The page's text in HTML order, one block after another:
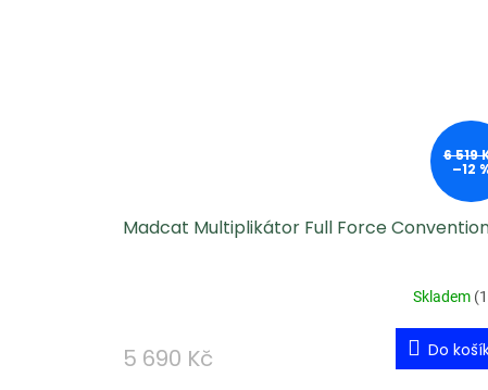
6 519
–12
Madcat Multiplikátor Full Force
Skladem (
5 690 Kč Do